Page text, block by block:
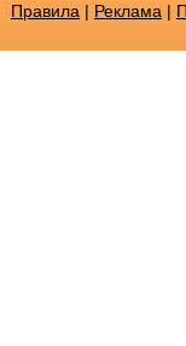
Правила | Реклама |